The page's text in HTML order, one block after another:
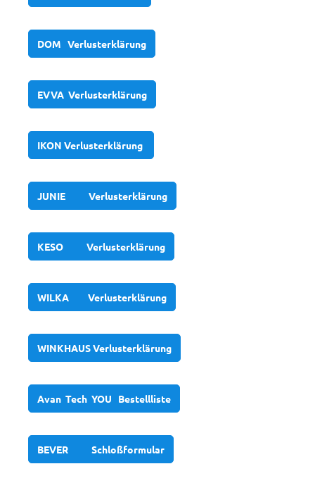
DOM Verlusterklärung
EVVA Verlusterklärung
IKON Verlusterklärung
JUNIE Verlusterklärung
KESO Verlusterklärung
WILKA Verlusterklärung
WINKHAUS Verlusterklärung
Avan Tech YOU Bestellliste
BEVER Schloßformular